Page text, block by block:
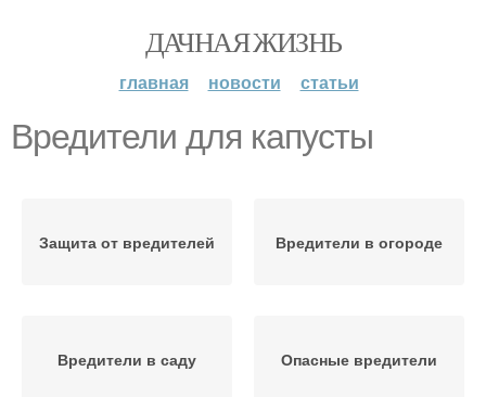
ДАЧНАЯ ЖИЗНЬ
главная новости статьи
Вредители для капусты
Защита от вредителей Вредители в огороде
Вредители в саду Опасные вредители